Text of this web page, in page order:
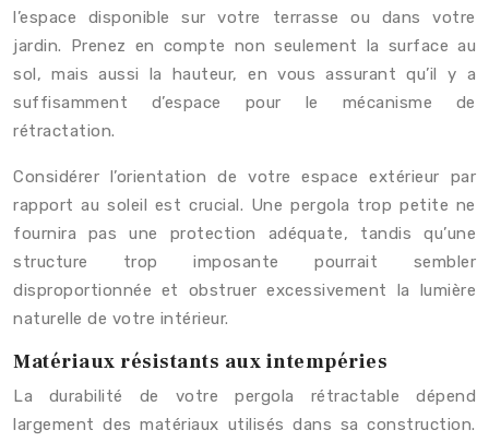
l’espace disponible sur votre terrasse ou dans votre
jardin. Prenez en compte non seulement la surface au
sol, mais aussi la hauteur, en vous assurant qu’il y a
suffisamment d’espace pour le mécanisme de
rétractation.
Considérer l’orientation de votre espace extérieur par
rapport au soleil est crucial. Une pergola trop petite ne
fournira pas une protection adéquate, tandis qu’une
structure trop imposante pourrait sembler
disproportionnée et obstruer excessivement la lumière
naturelle de votre intérieur.
Matériaux résistants aux intempéries
La durabilité de votre pergola rétractable dépend
largement des matériaux utilisés dans sa construction.